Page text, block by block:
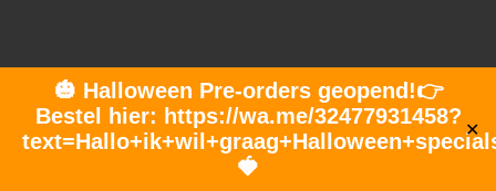
🎃 Halloween Pre-orders geopend!👉
Bestel hier: https://wa.me/32477931458?
🍓
✕